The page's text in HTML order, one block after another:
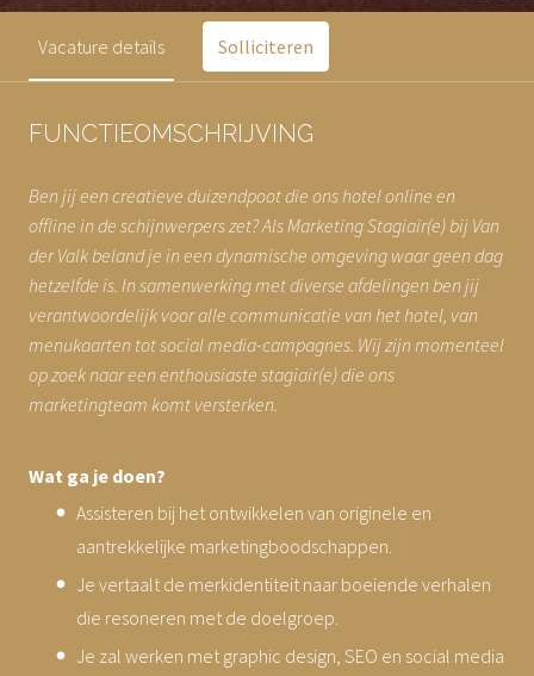
Vacature details Solliciteren
FUNCTIEOMSCHRIJVING
Ben jij een creatieve duizendpoot die ons hotel online en
offline in de schijnwerpers zet? Als Marketing Stagiair(e) bij Van
der Valk beland je in een dynamische omgeving waar geen dag
hetzelfde is. In samenwerking met diverse afdelingen ben jij
verantwoordelijk voor alle communicatie van het hotel, van
menukaarten tot social media-campagnes. Wij zijn momenteel
op zoek naar een enthousiaste stagiair(e) die ons
marketingteam komt versterken.
Wat ga je doen?
Assisteren bij het ontwikkelen van originele en
aantrekkelijke marketingboodschappen.
Je vertaalt de merkidentiteit naar boeiende verhalen
die resoneren met de doelgroep.
Je zal werken met graphic design, SEO en social media